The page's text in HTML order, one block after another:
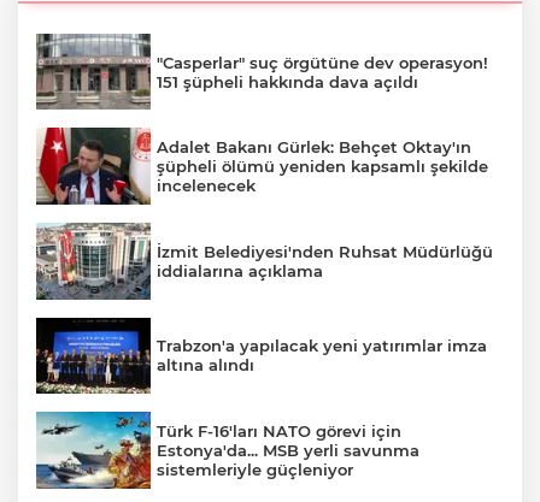
"Casperlar" suç örgütüne dev operasyon!
151 şüpheli hakkında dava açıldı
Adalet Bakanı Gürlek: Behçet Oktay'ın
şüpheli ölümü yeniden kapsamlı şekilde
incelenecek
İzmit Belediyesi'nden Ruhsat Müdürlüğü
iddialarına açıklama
Trabzon'a yapılacak yeni yatırımlar imza
altına alındı
Türk F-16'ları NATO görevi için
Estonya'da... MSB yerli savunma
sistemleriyle güçleniyor